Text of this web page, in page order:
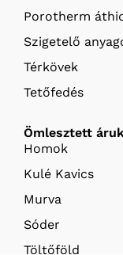
Porotherm
Szigetelő
Térkövek
Tetőfedés
Ömlesztett
Homok
Kulé Kavics
Murva
Sóder
Töltőföld